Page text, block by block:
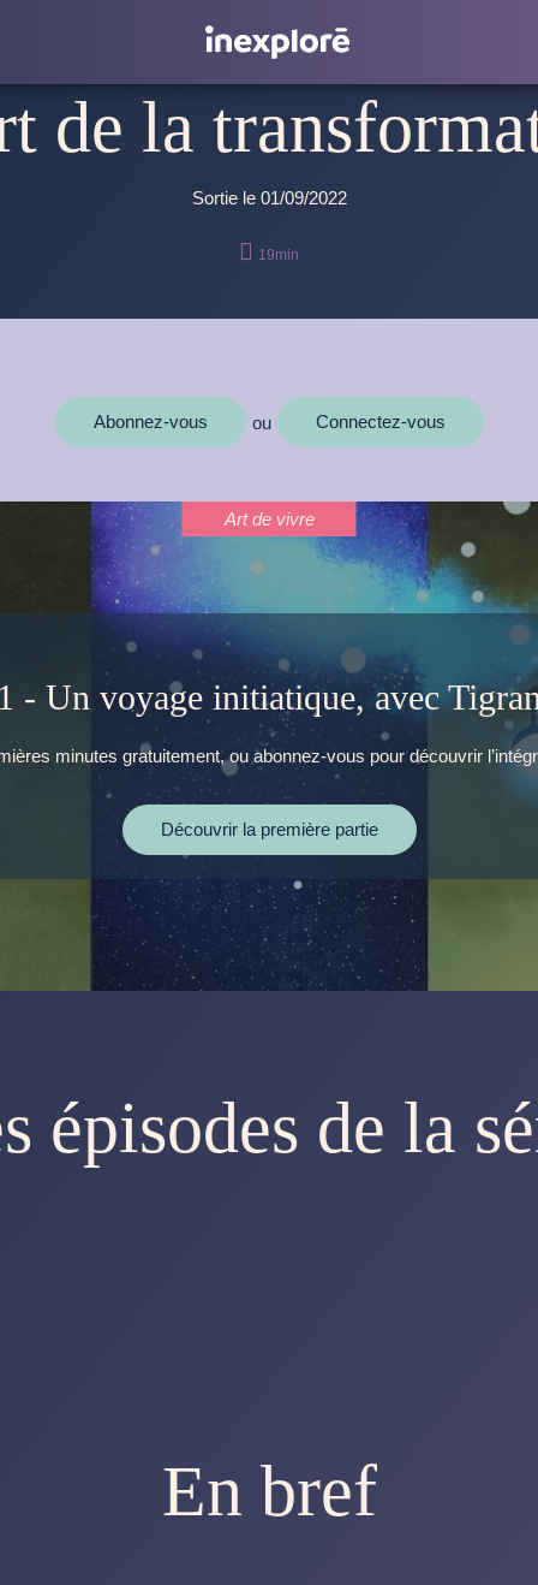
de la
Sortie le 01/09/2022
 19min
Abonnez-vous ou Connectez-vous
Art de vivre
1 - Un voyage initiatique, avec
minutes gratuitement, ou abonnez-vous pour découvrir
Découvrir la première partie
épisodes de la
En bref